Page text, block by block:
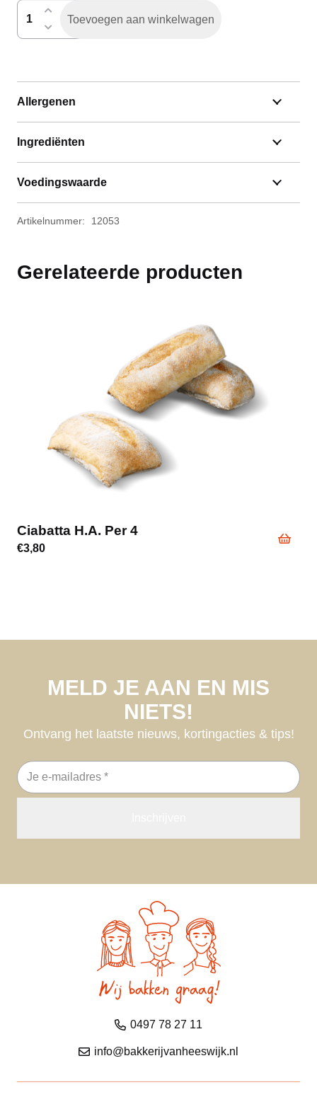
breedbruin
gesneden
Toevoegen aan winkelwagen
Allergenen
Ingrediënten
Voedingswaarde
Artikelnummer: 12053
Gerelateerde producten
Ciabatta H.a. Per 4
€3,80
MELD JE AAN EN MIS
NIETS!
Ontvang het laatste nieuws, kortingacties & tips!
E-
mailadres
0497 78 27 11
info@bakkerijvanheeswijk.nl